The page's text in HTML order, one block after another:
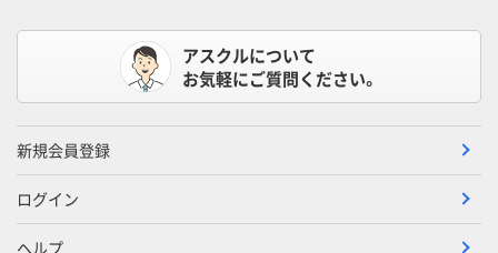
アスクルについて
お気軽にご質問ください。
新規会員登録
ログイン
ヘルプ